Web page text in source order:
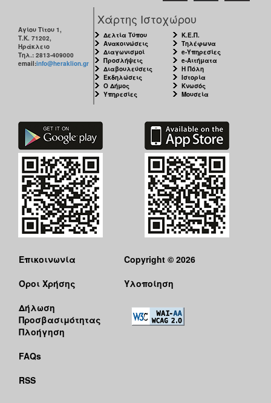
Αγίου Τίτου 1,
Τ.Κ. 71202,
Ηράκλειο
Τηλ.: 2813-409000
email:info@heraklion.gr
Χάρτης Ιστοχώρου
Δελτία Τύπου
Ανακοινώσεις
Διαγωνισμοί
Προσλήψεις
Διαβουλεύσεις
Εκδηλώσεις
Ο Δήμος
Υπηρεσίες
Κ.Ε.Π.
Τηλέφωνα
e-Υπηρεσίες
e-Αιτήματα
Η Πόλη
Ιστορία
Κνωσός
Μουσεία
Επικοινωνία
Όροι Χρήσης
Δήλωση
Προσβασιμότητας
Πλοήγηση
FAQs
RSS
Copyright © 2026
Υλοποίηση